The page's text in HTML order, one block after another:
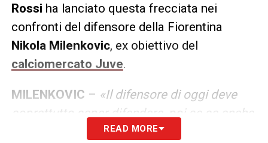
Rossi ha lanciato questa frecciata nei
confronti del difensore della Fiorentina
Nikola Milenkovic, ex obiettivo del
calciomercato Juve.
MILENKOVIC – «Il difensore di oggi deve
soprattutto saper difendere, poi se sa anche
impostare bene da dietro meglio. Ma la
READ MORE